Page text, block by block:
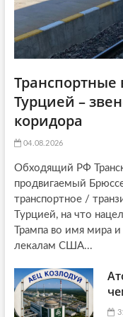
Турцией –
коридора
04.08.2026
Обходящий РФ
продвигаемый
транспортное /
Турцией, на что
Трампа во имя мира и
лекалам США...